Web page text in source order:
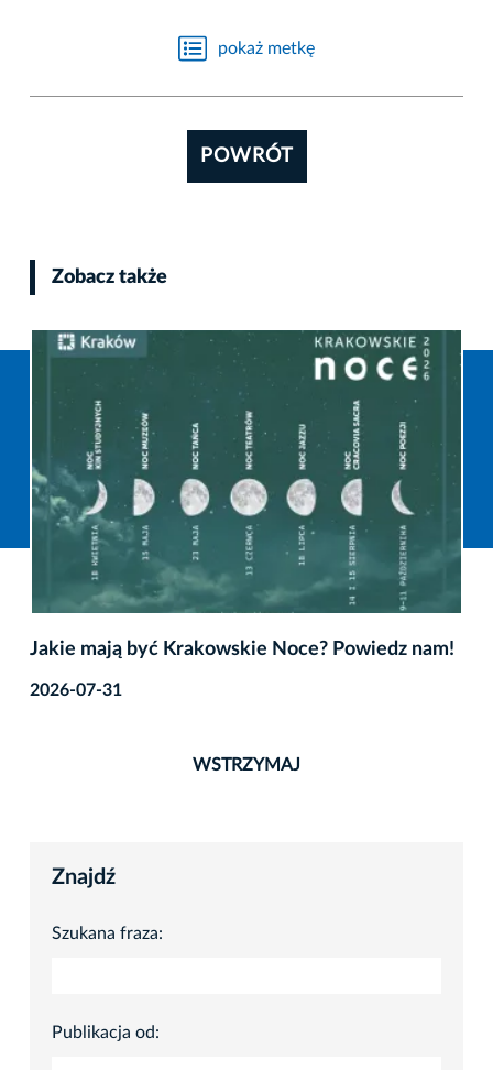
pokaż metkę
POWRÓT
Zobacz także
Jakie mają być Krakowskie Noce? Powiedz nam!
2026-07-31
WSTRZYMAJ
Znajdź
Szukana fraza:
Publikacja od: